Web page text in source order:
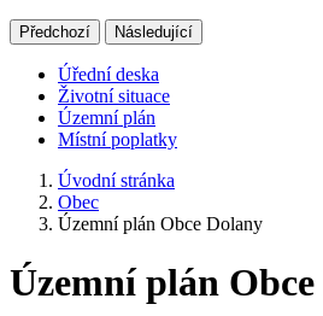
Předchozí Následující
Úřední deska
Životní situace
Územní plán
Místní poplatky
Úvodní stránka
Obec
Územní plán Obce Dolany
Územní plán